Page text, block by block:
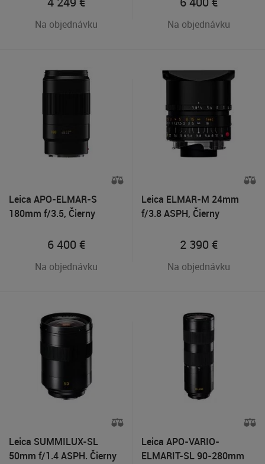
Na objednávku Na objednávku
Leica APO-ELMAR-S
180mm f/3.5, Čierny
6 400 €
Na objednávku
Leica ELMAR-M 24mm
f/3.8 ASPH, Čierny
2 390 €
Na objednávku
Leica SUMMILUX-SL
50mm f/1.4 ASPH. Čierny
Leica APO-VARIO-
ELMARIT-SL 90-280mm